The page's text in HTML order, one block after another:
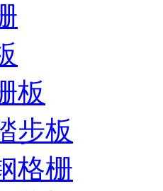
板
步板
格栅